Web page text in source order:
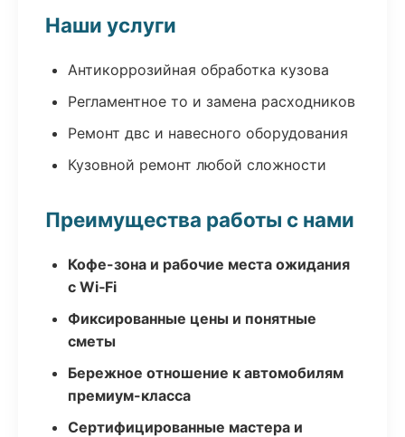
Наши услуги
Антикоррозийная обработка кузова
Регламентное то и замена расходников
Ремонт двс и навесного оборудования
Кузовной ремонт любой сложности
Преимущества работы с нами
Кофе-зона и рабочие места ожидания
с Wi‑Fi
Фиксированные цены и понятные
сметы
Бережное отношение к автомобилям
премиум-класса
Сертифицированные мастера и